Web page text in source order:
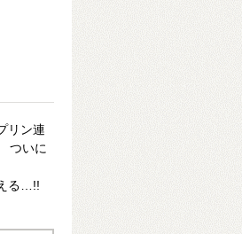
リン連
ついに
る…!!